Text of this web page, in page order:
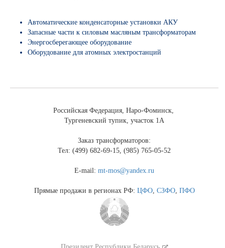
Автоматические конденсаторные установки АКУ
Запасные части к силовым масляным трансформаторам
Энергосберегающее оборудование
Оборудование для атомных электростанций
Российская Федерация, Наро-Фоминск,
Тургеневский тупик, участок 1А
Заказ трансформаторов:
Тел: (499) 682-69-15, (985) 765-05-52
E-mail:mt-mos@yandex.ru
Прямые продажи в регионах РФ: ЦФО, СЗФО, ПФО